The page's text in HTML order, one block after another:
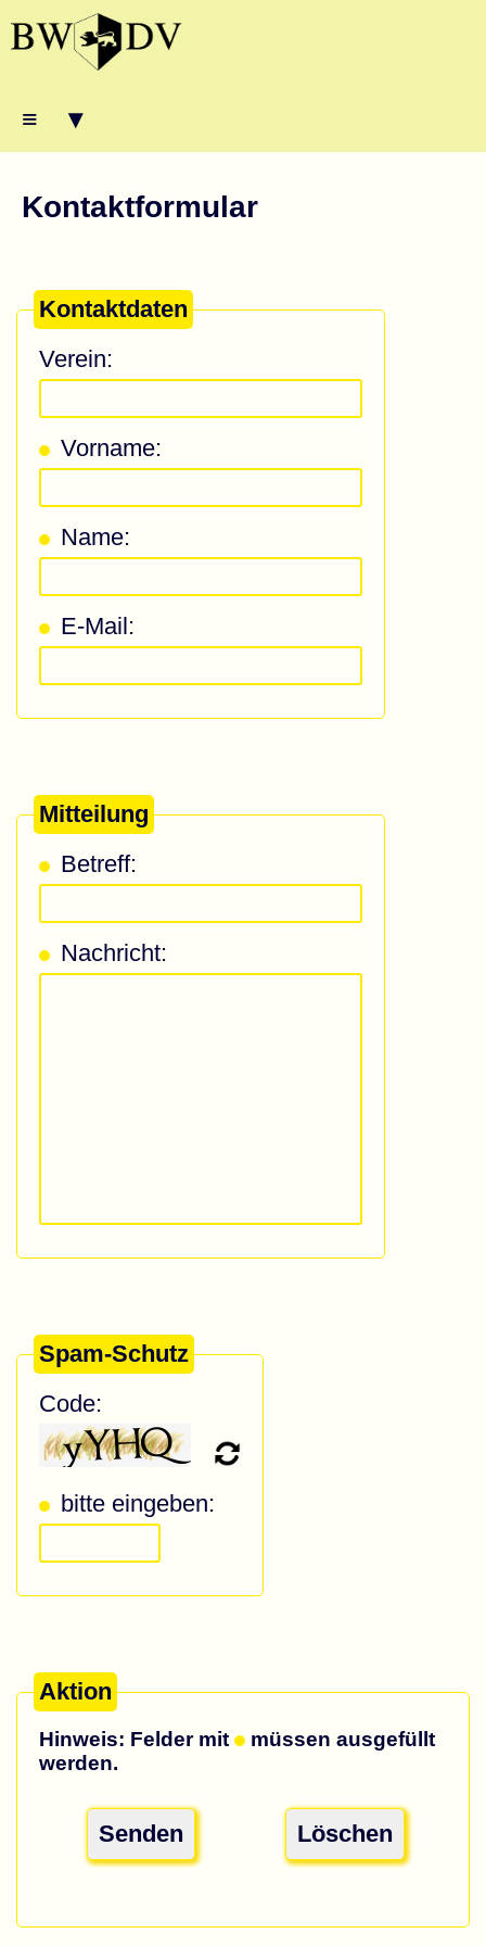
≡ ▾
Kontaktformular
Kontaktdaten
Verein:
Vorname:
Name:
E-Mail:
Mitteilung
Betreff:
Nachricht:
Spam-Schutz
Code:
bitte eingeben:
Aktion
Hinweis: Felder mit
müssen ausgefüllt
werden.
Senden Löschen